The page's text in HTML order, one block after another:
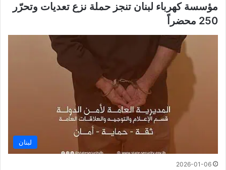
مؤسسة كهرباء لبنان تنجز حملة نزع تعديات وتحرّر
250 محضراً
لبنان
2026-01-06